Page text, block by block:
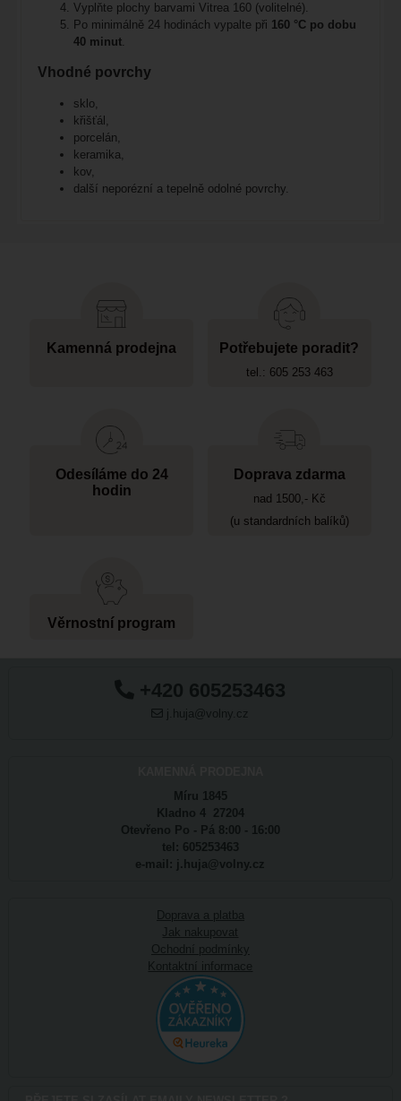
Vyplňte plochy barvami Vitrea 160 (volitelné).
Po minimálně 24 hodinách vypalte při 160 °C po dobu
40 minut.
Vhodné povrchy
sklo,
křišťál,
porcelán,
keramika,
kov,
další neporézní a tepelně odolné povrchy.
Kamenná prodejna Potřebujete poradit?
tel.: 605 253 463
Odesíláme do 24
hodin
Doprava zdarma
nad 1500,- Kč
(u standardních balíků)
Věrnostní program
+420 605253463
j.huja@volny.cz
Míru 1845
Kladno 4 27204
Otevřeno Po - Pá 8:00 - 16:00
tel: 605253463
e-mail: j.huja@volny.cz
Doprava a platba
Jak nakupovat
Ochodní podmínky
Kontaktní informace